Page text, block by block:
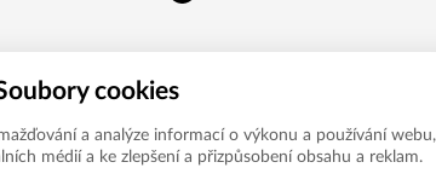
cookies
a analýze informací o výkonu a používání webu,
médií a ke zlepšení a přizpůsobení obsahu a reklam.